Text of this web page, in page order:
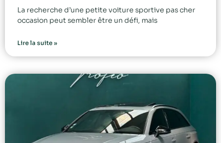
La recherche d’une petite voiture sportive pas cher
occasion peut sembler être un défi, mais
Lire la suite »